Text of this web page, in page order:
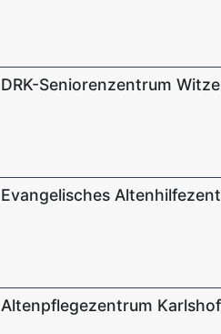
DRK-Seniorenzentrum
Evangelisches
Altenpflegezentrum Karlshof